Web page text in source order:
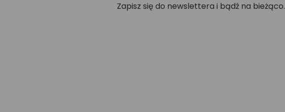
Zapisz się do newslettera i bądź na bieżąco.